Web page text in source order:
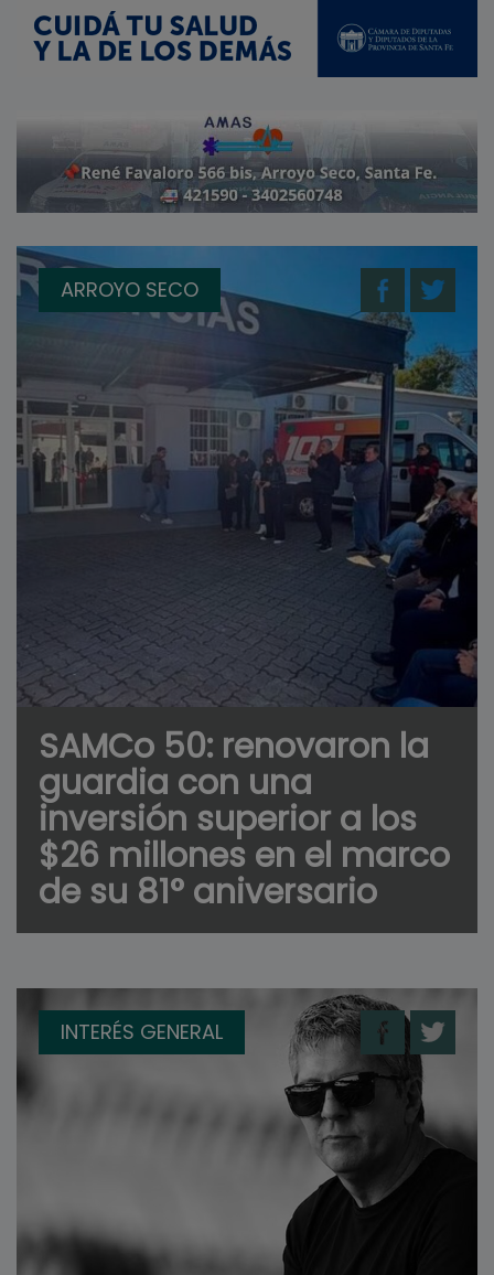
ARROYO SECO
SAMCo 50: renovaron la
guardia con una
inversión superior a los
$26 millones en el marco
de su 81° aniversario
INTERÉS GENERAL